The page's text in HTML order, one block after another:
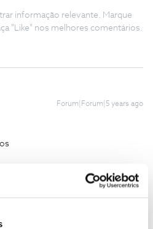
informação relevante. Marque
"Like" nos melhores comentários.
Forum|Forum|5 years ago